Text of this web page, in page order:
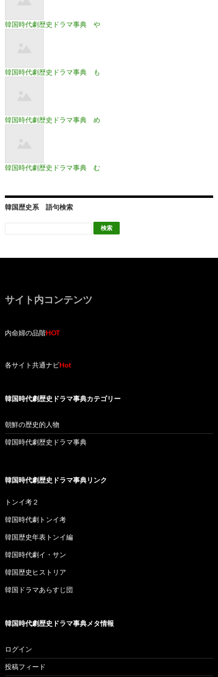
韓国時代劇歴史ドラマ事典 や
韓国時代劇歴史ドラマ事典 も
韓国時代劇歴史ドラマ事典 め
韓国時代劇歴史ドラマ事典 む
韓国歴史系 語句検索
サイト内コンテンツ
内命婦の品階HOT
各サイト共通ナビHot
韓国時代劇歴史ドラマ事典カテゴリー
朝鮮の歴史的人物
韓国時代劇歴史ドラマ事典
韓国時代劇歴史ドラマ事典リンク
トンイ考２
韓国時代劇トンイ考
韓国歴史年表トンイ編
韓国時代劇イ・サン
韓国歴史ヒストリア
韓国ドラマあらすじ団
韓国時代劇歴史ドラマ事典メタ情報
ログイン
投稿フィード